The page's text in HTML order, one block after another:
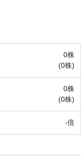
0株
(0株)
0株
(0株)
-倍